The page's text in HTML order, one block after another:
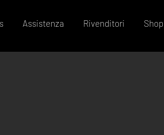
Assistenza Rivenditori Shop